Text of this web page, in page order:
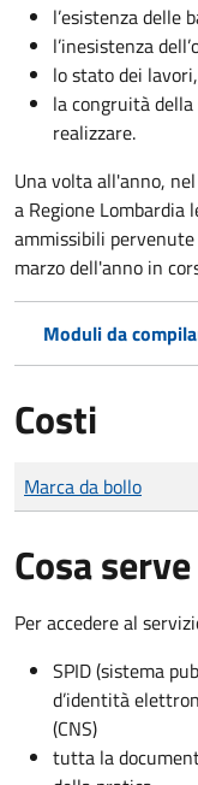
l’esistenza delle
l’inesistenza
lo stato dei
la congruità
realizzare.
Una volta all'anno,
a Regione Lombardia
ammissibili
marzo dell'anno in
Moduli da
Costi
Tipo di pagamento
Importo
Marca da bollo
Cosa serve
Per accedere al
SPID (sistema
d’identità
(CNS)
tutta la